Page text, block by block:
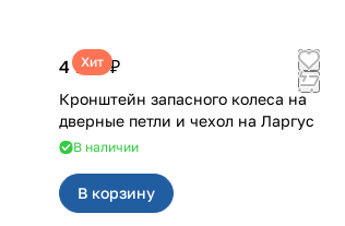
Хит
4 700 ₽
Кронштейн запасного колеса на
дверные петли и чехол на Ларгус
В наличии
В корзину